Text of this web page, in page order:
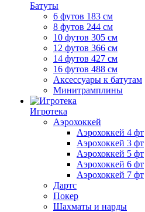
Батуты
6 футов 183 см
8 футов 244 см
10 футов 305 см
12 футов 366 см
14 футов 427 см
16 футов 488 см
Аксессуары к батутам
Минитрамплины
Игротека
Аэрохоккей
Аэрохоккей 4 фт
Аэрохоккей 3 фт
Аэрохоккей 5 фт
Аэрохоккей 6 фт
Аэрохоккей 7 фт
Дартс
Покер
Шахматы и нарды